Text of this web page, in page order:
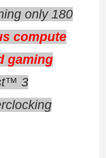
only 180
compute
gaming
3